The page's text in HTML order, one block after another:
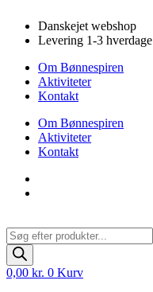
indhold
Danskejet webshop
Levering 1-3 hverdage
Om Bønnespiren
Aktiviteter
Kontakt
Om Bønnespiren
Aktiviteter
Kontakt
Products
search
0,00 kr. 0 Kurv